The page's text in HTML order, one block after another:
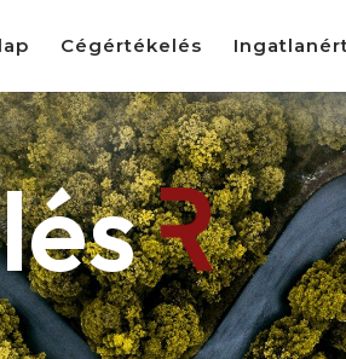
Cégértékelés